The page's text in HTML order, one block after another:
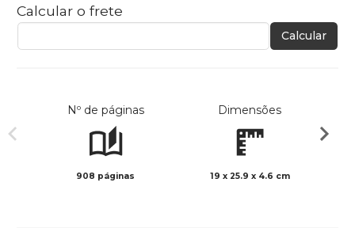
Calcular o frete
Calcular
Nº de páginas
908 páginas
Dimensões
19 x 25.9 x 4.6 cm